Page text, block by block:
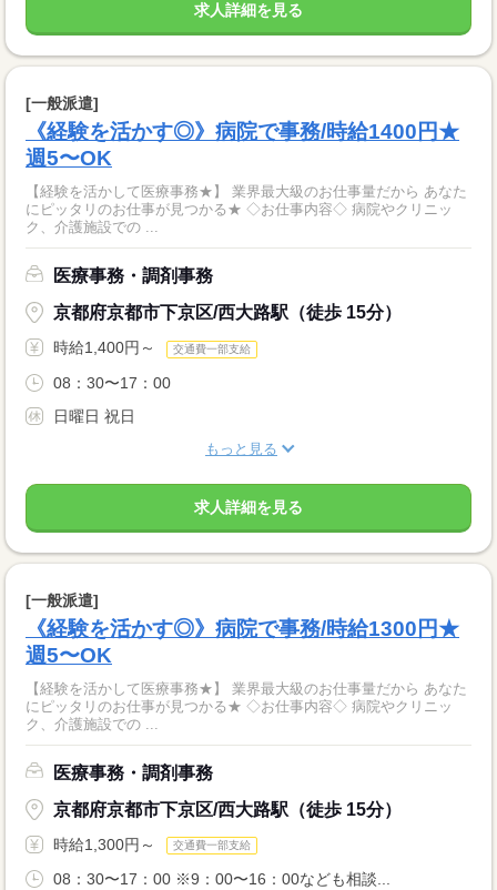
求人詳細を見る
[一般派遣]
《経験を活かす◎》病院で事務/時給1400円★
週5〜OK
【経験を活かして医療事務★】 業界最大級のお仕事量だから あなた
にピッタリのお仕事が見つかる★ ◇お仕事内容◇ 病院やクリニッ
ク、介護施設での ...
医療事務・調剤事務
京都府京都市下京区/西大路駅（徒歩 15分）
時給1,400円～ 交通費一部支給
08：30〜17：00
日曜日 祝日
もっと見る
求人詳細を見る
[一般派遣]
《経験を活かす◎》病院で事務/時給1300円★
週5〜OK
【経験を活かして医療事務★】 業界最大級のお仕事量だから あなた
にピッタリのお仕事が見つかる★ ◇お仕事内容◇ 病院やクリニッ
ク、介護施設での ...
医療事務・調剤事務
京都府京都市下京区/西大路駅（徒歩 15分）
時給1,300円～ 交通費一部支給
08：30〜17：00 ※9：00〜16：00なども相談...